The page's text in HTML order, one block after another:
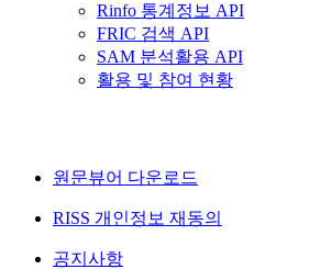
Rinfo 통계정보 API
FRIC 검색 API
SAM 분석활용 API
활용 및 참여 현황
원문뷰어 다운로드
RISS 개인정보 재동의
공지사항